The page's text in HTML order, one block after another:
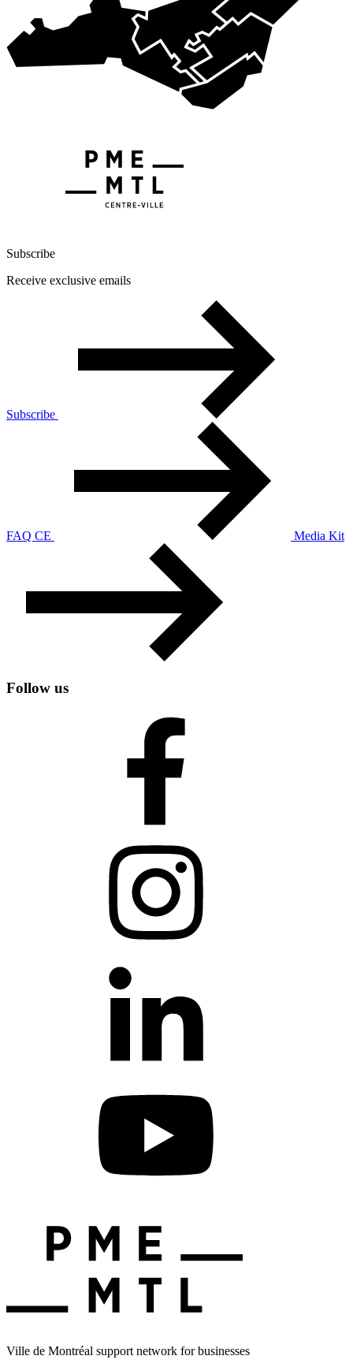
Subscribe
Receive exclusive emails
Subscribe
FAQ CE Media Kit
Follow us
Ville de Montréal support network for businesses